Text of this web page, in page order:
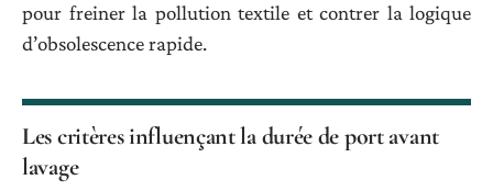
pour freiner la pollution textile et contrer la logique
d’obsolescence rapide.
Les critères influençant la durée de port avant
lavage